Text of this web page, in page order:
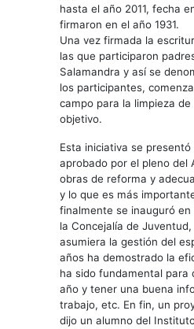
hasta el año 2011, fecha
firmaron en el año 1931.
Una vez firmada la
las que participaron
Salamandra y así se
los participantes,
campo para la limpieza
objetivo.
Esta iniciativa se
aprobado por el pleno del
obras de reforma y
y lo que es más
finalmente se inauguró
la Concejalía de
asumiera la gestión del
años ha demostrado la
ha sido fundamental para
año y tener una buena
trabajo, etc. En fin, un
dijo un alumno del